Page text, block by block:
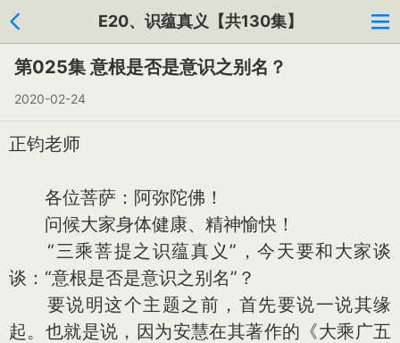
E20、识蕴真义【共130集】
第025集 意根是否是意识之别名？
2020-02-24
正钧老师
各位菩萨：阿弥陀佛！
问候大家身体健康、精神愉快！
“三乘菩提之识蕴真义”，今天要和大家谈
谈：“意根是否是意识之别名”？
要说明这个主题之前，首先要说一说其缘
起。也就是说，因为安慧在其著作的《大乘广五